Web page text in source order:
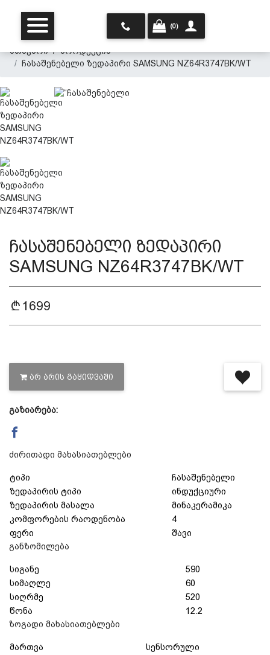
ჩვენ შესახებ
პერსონალურ მონაცემთა
დაცვის პოლიტიკა
საკონტაქტო ინფორმაცია
წესები და პირობები
პოლიტიკა
(0)
მთავარი
პროდუქცია
ჩასაშენებელი ზედაპირი SAMSUNG NZ64R3747BK/WT
ჩასაშენებელი ზედაპირი
SAMSUNG NZ64R3747BK/WT
1699
ᲐᲠ ᲐᲠᲘᲡ ᲒᲐᲧᲘᲓᲕᲐᲨᲘ
გაზიარება:
ძირითადი მახასიათებლები
ტიპი
ჩასაშენებელი
ზედაპირის ტიპი
ინდუქციური
ზედაპირის მასალა
მინაკერამიკა
კომფორების რაოდენობა
4
ფერი
შავი
განზომილება
სიგანე
590
სიმაღლე
60
სიღრმე
520
წონა
12.2
ზოგადი მახასიათებლები
მართვა
სენსორული